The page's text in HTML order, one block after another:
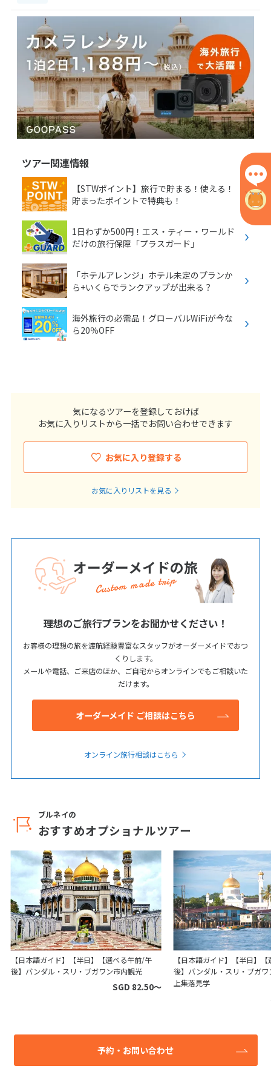
ツアー関連情報
【STWポイント】旅行で貯まる！使える！
貯まったポイントで特典も！
1日わずか500円！エス・ティー・ワールド
だけの旅行保障「プラスガード」
「ホテルアレンジ」ホテル未定のプランか
ら+いくらでランクアップが出来る？
海外旅行の必需品！グローバルWiFiが今な
ら20％OFF
気になるツアーを登録しておけば
お気に入りリストから一括でお問い合わせできます
お気に入り登録する
お気に入りリストを見る
オーダーメイドの旅
Custom made trip
理想のご旅行プランをお聞かせください！
お客様の理想の旅を渡航経験豊富なスタッフがオーダーメイドでおつ
くりします。
メールや電話、ご来店のほか、ご自宅からオンラインでもご相談いた
だけます。
オーダーメイド ご相談はこちら
オンライン旅行相談はこちら
ブルネイの
おすすめオプショナルツアー
【日本語ガイド】【半日】【選べる午前/午
後】バンダル・スリ・ブガワン市内観光
SGD 82.50〜
【日本語ガイド】【半日】
後】バンダル・スリ・ブガ
上集落見学
予約・お問い合わせ